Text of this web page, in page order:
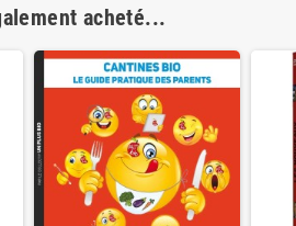
acheté...